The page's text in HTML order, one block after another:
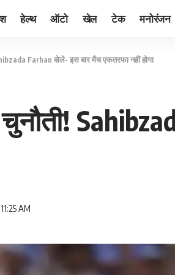
हेल्थ ऑटो खेल टेक मनोरंजन
Farhan बोले- इस बार मैच एकतरफा नहीं होगा
AM